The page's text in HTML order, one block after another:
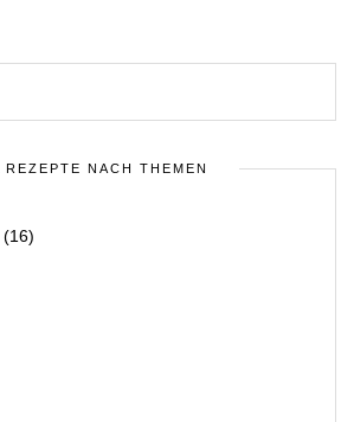
REZEPTE NACH THEMEN
(16)